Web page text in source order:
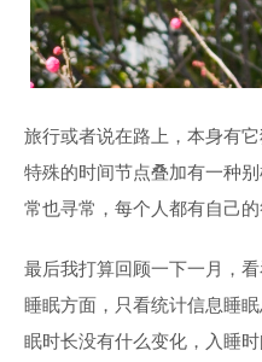
旅行或者说在路上，本身有
特殊的时间节点叠加有一种
常也寻常，每个人都有自己的
最后我打算回顾一下一月，
睡眠方面，只看统计信息睡
眠时长没有什么变化，入睡